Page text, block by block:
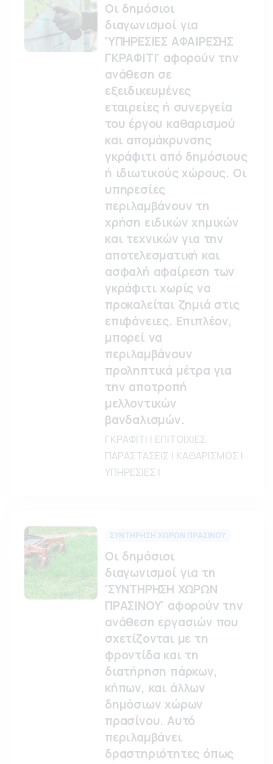
Οι δημόσιοι
διαγωνισμοί για
'ΥΠΗΡΕΣΙΕΣ ΑΦΑΙΡΕΣΗΣ
ΓΚΡΑΦΙΤΙ' αφορούν την
ανάθεση σε
εξειδικευμένες
εταιρείες ή συνεργεία
του έργου καθαρισμού
και απομάκρυνσης
γκράφιτι από δημόσιους
ή ιδιωτικούς χώρους. Οι
υπηρεσίες
περιλαμβάνουν τη
χρήση ειδικών χημικών
και τεχνικών για την
αποτελεσματική και
ασφαλή αφαίρεση των
γκράφιτι χωρίς να
προκαλείται ζημιά στις
επιφάνειες. Επιπλέον,
μπορεί να
περιλαμβάνουν
προληπτικά μέτρα για
την αποτροπή
μελλοντικών
βανδαλισμών.
ΓΚΡΑΦΙΤΙ | ΕΠΙΤΟΙΧΙΕΣ
ΠΑΡΑΣΤΑΣΕΙΣ | ΚΑΘΑΡΙΣΜΟΣ |
ΥΠΗΡΕΣΙΕΣ |
ΣΥΝΤΗΡΗΣΗ ΧΩΡΩΝ ΠΡΑΣΙΝΟΥ
Οι δημόσιοι
διαγωνισμοί για τη
'ΣΥΝΤΗΡΗΣΗ ΧΩΡΩΝ
ΠΡΑΣΙΝΟΥ' αφορούν την
ανάθεση εργασιών που
σχετίζονται με τη
φροντίδα και τη
διατήρηση πάρκων,
κήπων, και άλλων
δημόσιων χώρων
πρασίνου. Αυτό
περιλαμβάνει
δραστηριότητες όπως